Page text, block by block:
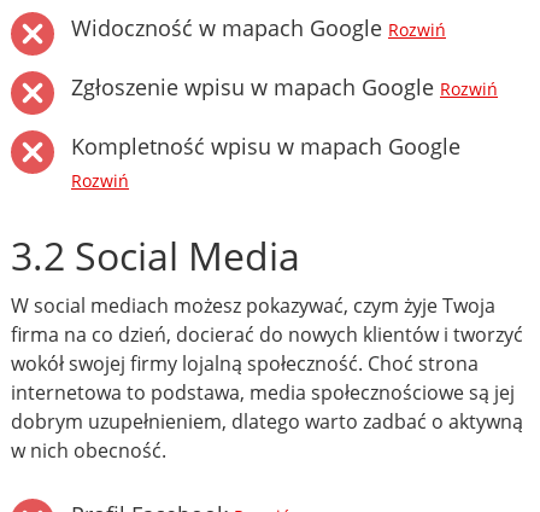
Widoczność w mapach Google Rozwiń
Zgłoszenie wpisu w mapach Google Rozwiń
Kompletność wpisu w mapach Google
Rozwiń
3.2 Social Media
W social mediach możesz pokazywać, czym żyje Twoja
firma na co dzień, docierać do nowych klientów i tworzyć
wokół swojej firmy lojalną społeczność. Choć strona
internetowa to podstawa, media społecznościowe są jej
dobrym uzupełnieniem, dlatego warto zadbać o aktywną
w nich obecność.